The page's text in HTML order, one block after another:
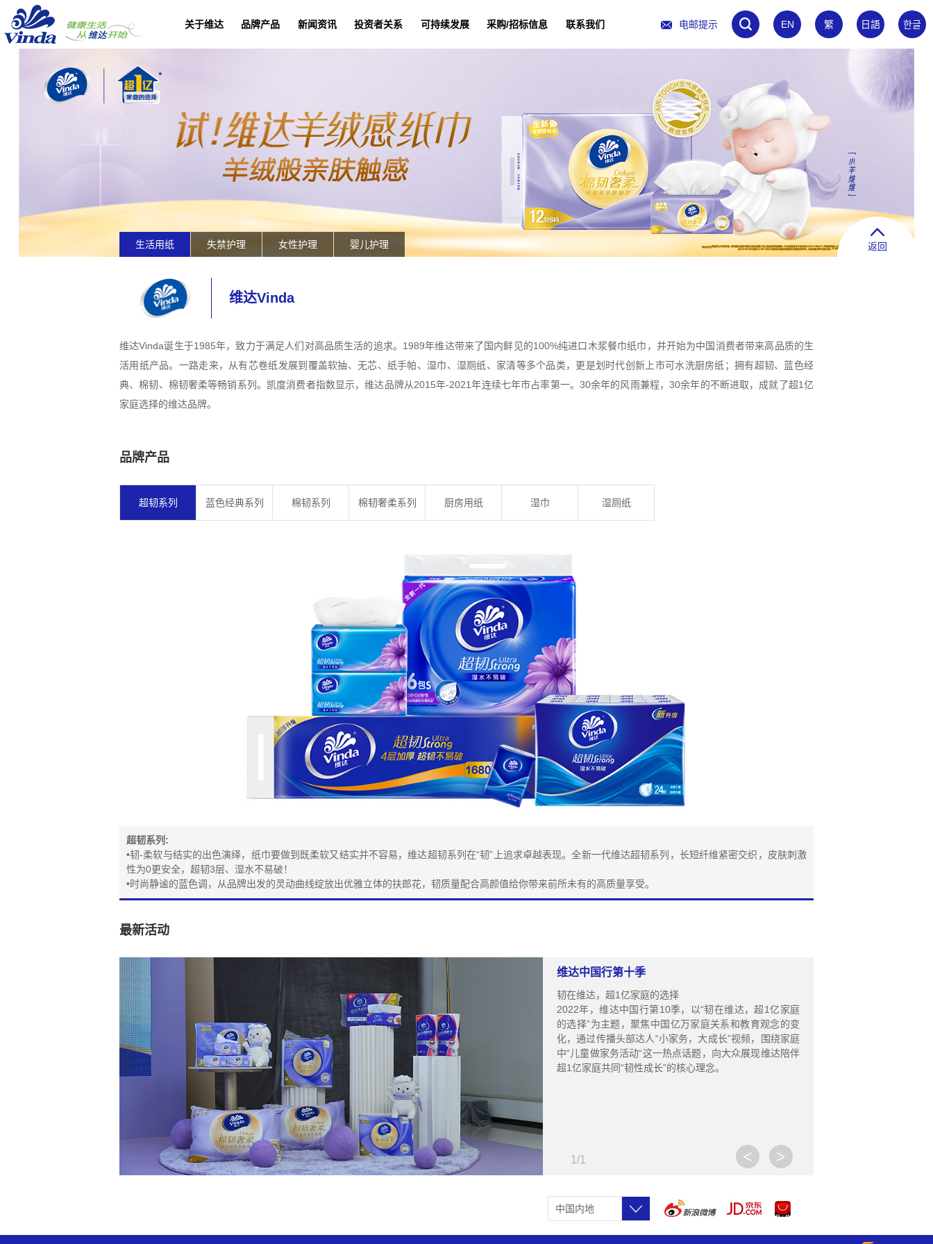
关于维达 品牌产品 新闻资讯 投资者关系 可持续发展 采购/招标信息 联系我们 电邮提示 EN 繁 日語 한글
生活用纸 失禁护理 女性护理 婴儿护理 返回
维达Vinda
维达Vinda诞生于1985年，致力于满足人们对高品质生活的追求。1989年维达带来了国内鲜见的100%纯进口木浆餐巾纸巾，并开始为中国消费者带来高品质的生
活用纸产品。一路走来，从有芯卷纸发展到覆盖软抽、无芯、纸手帕、湿巾、湿厕纸、家清等多个品类，更是划时代创新上市可水洗厨房纸；拥有超韧、蓝色经
典、棉韧、棉韧奢柔等畅销系列。凯度消费者指数显示，维达品牌从2015年-2021年连续七年市占率第一。30余年的风雨兼程，30余年的不断进取，成就了超1亿
家庭选择的维达品牌。
品牌产品
超韧系列 蓝色经典系列 棉韧系列 棉韧奢柔系列 厨房用纸 湿巾 湿厕纸
超韧系列:
•韧-柔软与结实的出色演绎，纸巾要做到既柔软又结实并不容易，维达超韧系列在“韧”上追求卓越表现。全新一代维达超韧系列，长短纤维紧密交织，皮肤刺激
性为0更安全，超韧3层、湿水不易破！
•时尚静谧的蓝色调，从品牌出发的灵动曲线绽放出优雅立体的扶郎花，韧质量配合高颜值给你带来前所未有的高质量享受。
最新活动
维达中国行第十季
韧在维达，超1亿家庭的选择
2022年，维达中国行第10季，以“韧在维达，超1亿家庭
的选择”为主题，聚焦中国亿万家庭关系和教育观念的变
化，通过传播头部达人“小家务，大成长”视频，围绕家庭
中“儿童做家务活动“这一热点话题，向大众展现维达陪伴
超1亿家庭共同“韧性成长”的核心理念。
1 /1 < >
中国内地